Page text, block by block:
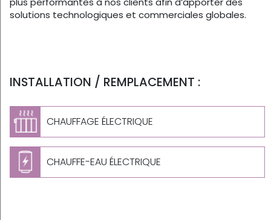
solutions technologiques et commerciales globales.
INSTALLATION / REMPLACEMENT :
CHAUFFAGE ÉLECTRIQUE
CHAUFFE-EAU ÉLECTRIQUE